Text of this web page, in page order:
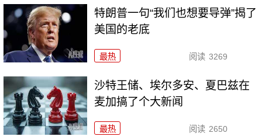
特朗普一句“我们也想要导弹”揭了
美国的老底
最热 阅读 3269
沙特王储、埃尔多安、夏巴兹在
麦加搞了个大新闻
最热 阅读 2650